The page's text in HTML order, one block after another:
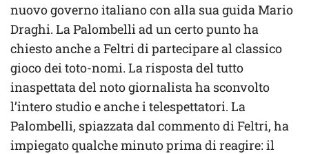
nuovo governo italiano con alla sua guida Mario
Draghi. La Palombelli ad un certo punto ha
chiesto anche a Feltri di partecipare al classico
gioco dei toto-nomi. La risposta del tutto
inaspettata del noto giornalista ha sconvolto
l’intero studio e anche i telespettatori. La
Palombelli, spiazzata dal commento di Feltri, ha
impiegato qualche minuto prima di reagire: il